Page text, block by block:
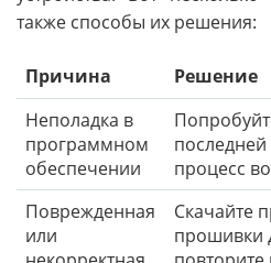
также способы их решения:
Причина
Решение
Неполадка в
программном
обеспечении
процесс
Поврежденная
или
Скачайте
прошивки